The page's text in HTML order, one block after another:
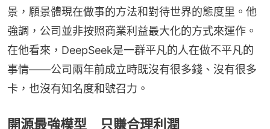
景，願景體現在做事的方法和對待世界的態度里。他
強調，公司並非按照商業利益最大化的方式來運作。
在他看來，DeepSeek是一群平凡的人在做不平凡的
事情——公司兩年前成立時既沒有很多錢、沒有很多
卡，也沒有知名度和號召力。
開源最強模型 只賺合理利潤